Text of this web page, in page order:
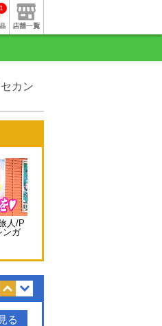
1
カン
人/P
ンガ
る